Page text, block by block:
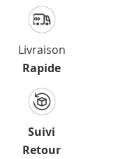
Livraison
Rapide
Suivi
Retour